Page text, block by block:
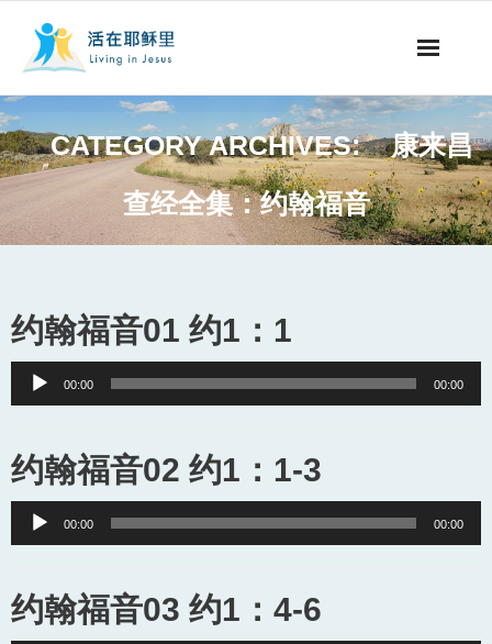
视听节目
阅读文章
奉献支持
其他语言
CATEGORY ARCHIVES:
康来昌
查经全集：约翰福音
约翰福音01 约1：1
Audio
Player
00:00 00:00
约翰福音02 约1：1-3
Audio
Player
00:00 00:00
约翰福音03 约1：4-6